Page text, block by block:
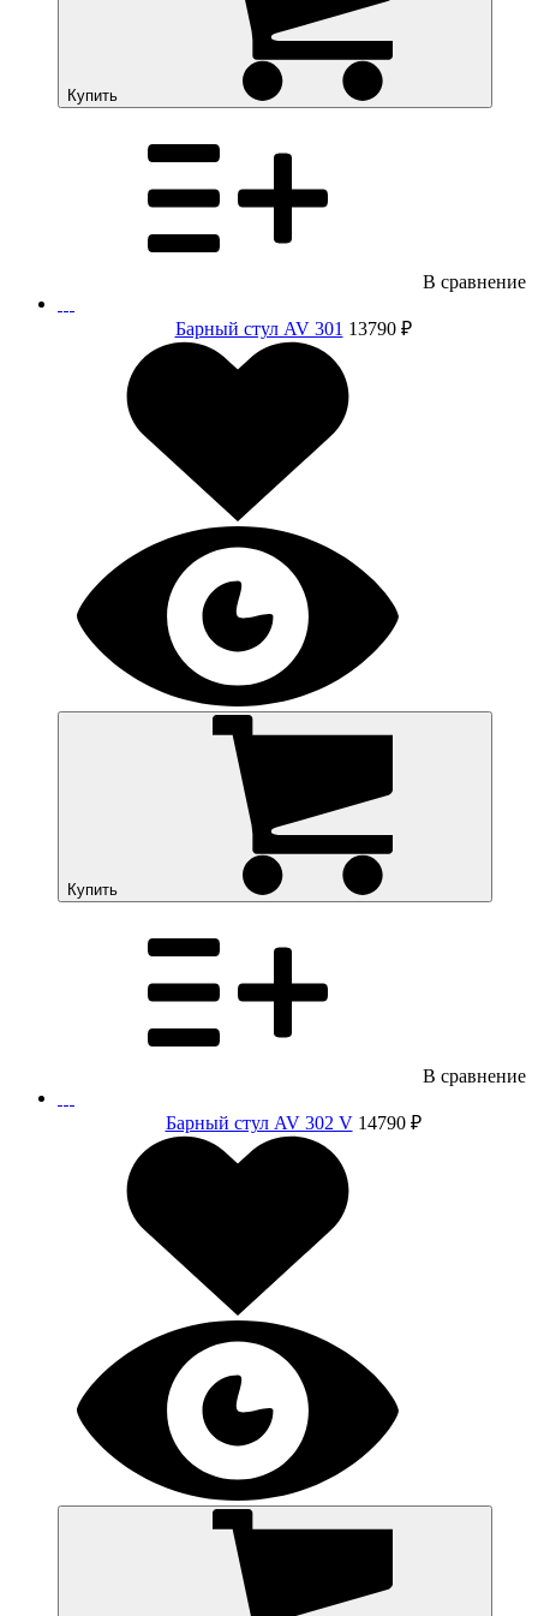
Купить
В сравнение
Барный стул AV 301 13790 ₽
Купить
В сравнение
Барный стул AV 302 V 14790 ₽